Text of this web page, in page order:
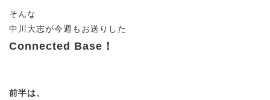
そんな
中川大志が今週もお送りした
Connected Base！
前半は、